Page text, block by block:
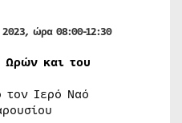
2023, ώρα 08:00-12:30
Ωρών και του
τον Ιερό Ναό